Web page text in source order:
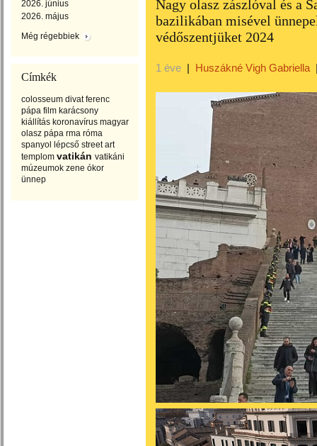
2026. június
2026. május
Még régebbiek
Címkék
colosseum divat ferenc
pápa film karácsony
kiállítás koronavírus magyar
olasz pápa rma róma
spanyol lépcső street art
templom vatikán vatikáni
múzeumok zene ókor
ünnep
Nagy olasz zászlóval és a
bazilikában misével
védőszentjüket 2024
1 éve | Huszákné Vigh Gabriella